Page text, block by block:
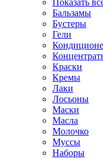
Показать
Бальзамы
Бустеры
Гели
Краски
Кремы
Лаки
Лосьоны
Маски
Масла
Молочко
Муссы
Наборы